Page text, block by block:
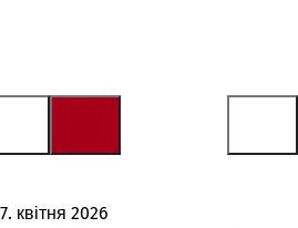
квітня 2026